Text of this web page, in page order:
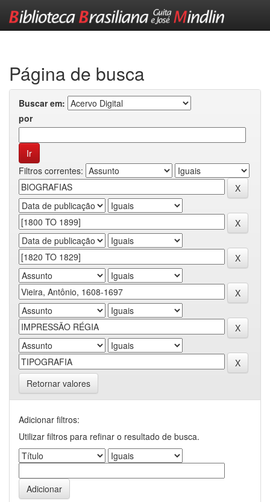
Página de busca
Buscar em:
por
Filtros correntes:
Retornar valores
Adicionar filtros:
Utilizar filtros para refinar o resultado de busca.